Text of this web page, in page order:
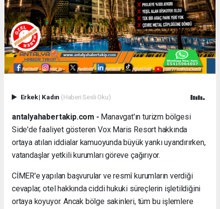
Erkek| Kadın (Haberi Sesli Oku)
antalyahabertakip.com - Manavgat'ın turizm bölgesi
Side'de faaliyet gösteren Vox Maris Resort hakkında
ortaya atılan iddialar kamuoyunda büyük yankı uyandırırken,
vatandaşlar yetkili kurumları göreve çağırıyor.
CİMER'e yapılan başvurular ve resmî kurumların verdiği
cevaplar, otel hakkında ciddi hukuki süreçlerin işletildiğini
ortaya koyuyor. Ancak bölge sakinleri, tüm bu işlemlere